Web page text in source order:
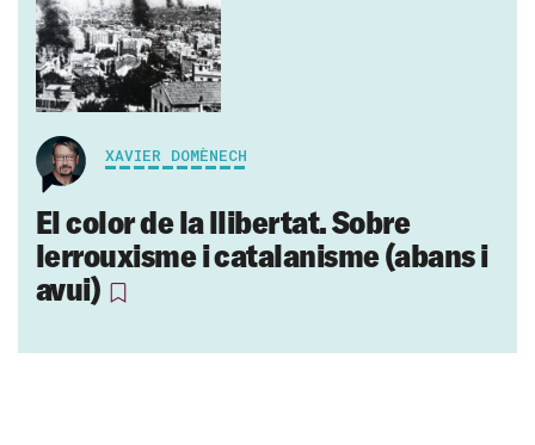
XAVIER DOMÈNECH
El color de la llibertat. Sobre
lerrouxisme i catalanisme (abans i
avui)